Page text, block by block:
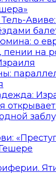
о
пении на